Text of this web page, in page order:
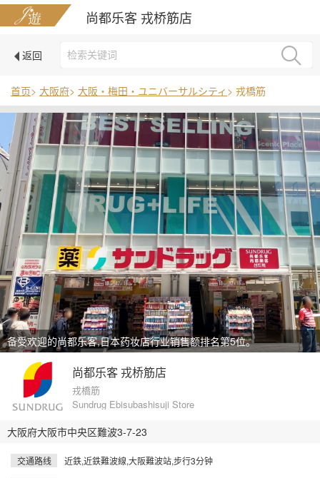
尚都乐客 戎桥筋店
返回
首页> 大阪府> 大阪・梅田・ユニバーサルシティ > 戎橋筋
备受欢迎的尚都乐客,日本药妆店行业销售额排名第5位。
尚都乐客 戎桥筋店
戎橋筋
Sundrug Ebisubashisuji Store
大阪府大阪市中央区難波3-7-23
交通路线
近鉄,近鉄難波線,大阪難波站,步行3分钟